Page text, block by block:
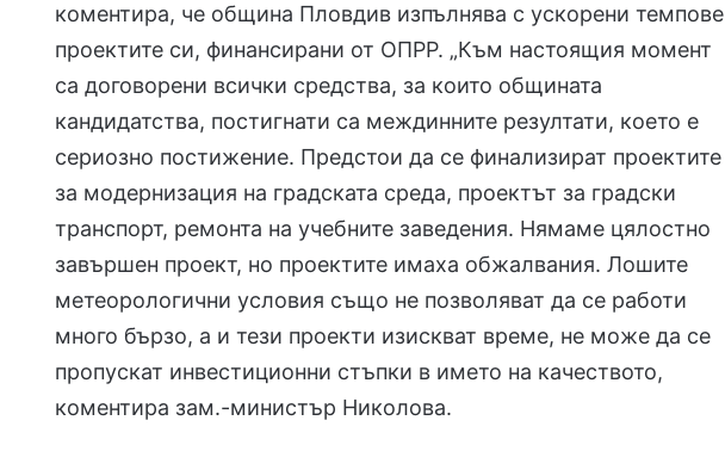
коментира, че община Пловдив изпълнява с ускорени темпове
проектите си, финансирани от ОПРР. „Към настоящия момент
са договорени всички средства, за които общината
кандидатства, постигнати са междинните резултати, което е
сериозно постижение. Предстои да се финализират проектите
за модернизация на градската среда, проектът за градски
транспорт, ремонта на учебните заведения. Нямаме цялостно
завършен проект, но проектите имаха обжалвания. Лошите
метеорологични условия също не позволяват да се работи
много бързо, а и тези проекти изискват време, не може да се
пропускат инвестиционни стъпки в името на качеството,
коментира зам.-министър Николова.